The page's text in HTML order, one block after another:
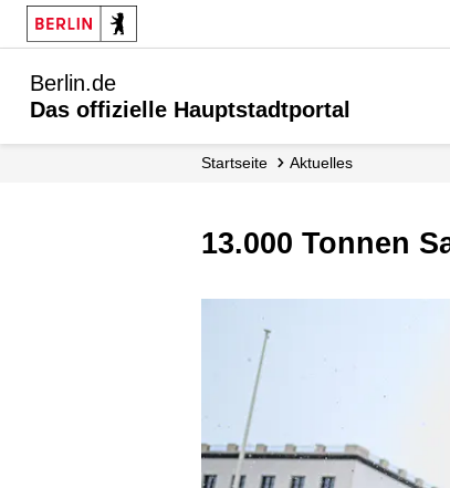
Berlin.de
Das offizielle Hauptstadtportal
Startseite Aktuelles
13.000 Tonnen